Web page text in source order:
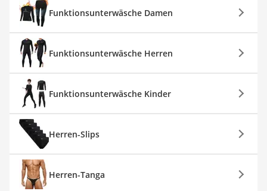
Funktionsunterwäsche Damen
Funktionsunterwäsche Herren
Funktionsunterwäsche Kinder
Herren-Slips
Herren-Tanga